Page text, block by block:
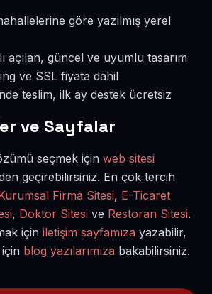
göre yazılmış yerel
açılan, güncel ve uyumlu tasarım
ve SSL fiyata dahil
teslim, ilk ay destek ücretsiz
ve Sayfalar
seçmek için web sitesi
geçirebilirsiniz. En çok tercih
Firma Sitesi, E-Ticaret
, Doktor Sitesi ve Restoran Sitesi.
için iletişim sayfamıza yazabilir,
blog yazılarımıza bakabilirsiniz.